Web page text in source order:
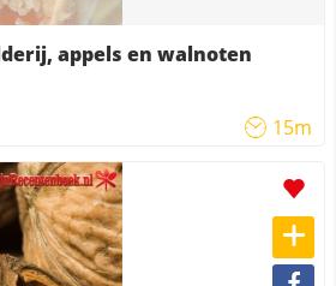
appels en walnoten
15m